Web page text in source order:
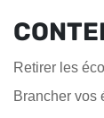
Retirer les
Brancher vos